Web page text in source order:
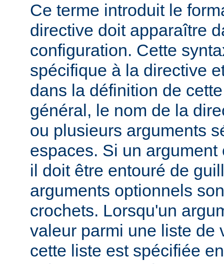
Ce terme introduit le
directive doit apparaître
configuration. Cette
spécifique à la directive
dans la définition de
général, le nom de la
ou plusieurs arguments
espaces. Si un
il doit être entouré de
arguments optionnels
crochets. Lorsqu'un
valeur parmi une liste de
cette liste est spécifiée